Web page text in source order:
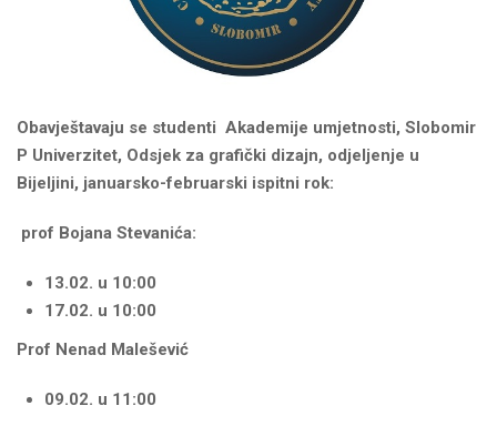
Obavještavaju se studenti Akademije umjetnosti, Slobomir
P Univerzitet, Odsjek za grafički dizajn, odjeljenje u
Bijeljini, januarsko-februarski ispitni rok:
prof Bojana Stevanića:
13.02. u 10:00
17.02. u 10:00
Prof Nenad Malešević
09.02. u 11:00